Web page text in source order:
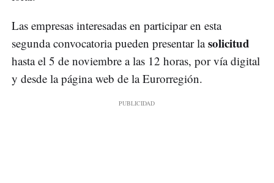
Las empresas interesadas en participar en esta
segunda convocatoria pueden presentar lasolicitud
hasta el 5 de noviembre a las 12 horas, por vía digital
y desde la página web de la Eurorregión.